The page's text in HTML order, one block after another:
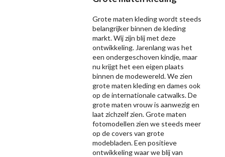
Grote maten kleding wordt steeds
belangrijker binnen de kleding
markt. Wij zijn blij met deze
ontwikkeling. Jarenlang was het
een ondergeschoven kindje, maar
nu krijgt het een eigen plaats
binnen de modewereld. We zien
grote maten kleding en dames ook
op de internationale catwalks. De
grote maten vrouw is aanwezig en
laat zichzelf zien. Grote maten
fotomodellen zien we steeds meer
op de covers van grote
modebladen. Een positieve
ontwikkeling waar we blij van